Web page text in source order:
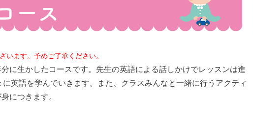
ます。予めご了承ください。
に生かしたコースです。先生の英語による話しかけでレッスンは進
英語を学んでいきます。また、クラスみんなと一緒に行うアクティ
につきます。